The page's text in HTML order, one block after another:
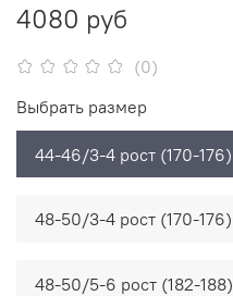
(0)
4080 руб
Выбрать размер
44-46/3-4 рост (170-176)
48-50/3-4 рост (170-176)
48-50/5-6 рост (182-188)